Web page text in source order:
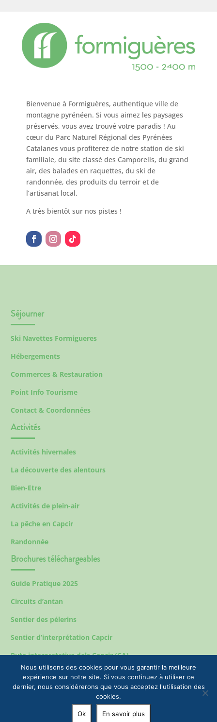
Bienvenue à Formiguères, authentique ville de
montagne pyrénéen. Si vous aimez les paysages
préservés, vous avez trouvé votre paradis ! Au
cœur du Parc Naturel Régional des Pyrénées
Catalanes vous profiterez de notre station de ski
familiale, du site classé des Camporells, du grand
air, des balades en raquettes, du ski de
randonnée, des produits du terroir et de
l’artisanat local.
A très bientôt sur nos pistes !
Séjourner
Ski Navettes Formigueres
Hébergements
Commerces & Restauration
Point Info Tourisme
Contact & Coordonnées
Activités
Activités hivernales
La découverte des alentours
Bien-Etre
Activités de plein-air
La pêche en Capcir
Randonnée
Brochures téléchargeables
Guide Pratique 2025
Circuits d’antan
Sentier des pélerins
Sentier d’interprétation Capcir
Ruta interpretativa dels Capcir (CA)
© 2023 EPIC Tourisme & Commune de Formiguères |
+33(0)4 68 04 47 35
Nous utilisons des cookies pour vous garantir la meilleure
expérience sur notre site. Si vous continuez à utiliser ce
dernier, nous considérerons que vous acceptez l'utilisation des
cookies.
Ok En savoir plus